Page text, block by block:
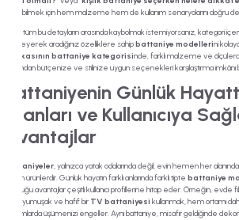
verebilmek için hem malzeme hem de kullanım senaryolarını doğru
Eğer tüm bu detayların arasında kaybolmak istemiyorsanız, kategori
filtreleyerek aradığınız özelliklere sahipbattaniye modellerini
markasının battaniye kategorisinde, farklı malzeme ve
arasından bütçenize ve stilinize uygun seçenekleri karşılaştırma imkânı
Battaniyenin Günlük
Alanları ve Kullanıcıya
Avantajlar
Battaniyeler, yalnızca yatak odalarında değil; evin hemen her
artıran ürünlerdir. Günlük hayatın farklı anlarında farklı tipte battaniye
sunduğu avantajlar çeşitli kullanıcı profillerine hitap eder. Örneğin,
ince, yumuşak ve hafif bir TV battaniyesi kullanmak, hem ortamı
akşamlarda üşümenizi engeller. Aynı battaniye, misafir geldiğinde